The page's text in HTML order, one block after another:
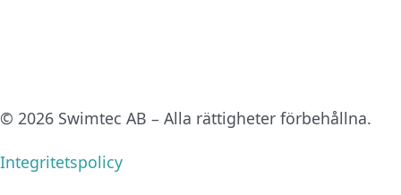
© 2026 Swimtec AB – Alla rättigheter förbehållna.
Integritetspolicy